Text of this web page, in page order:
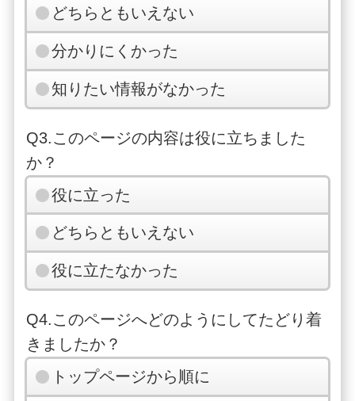
どちらともいえない
分かりにくかった
知りたい情報がなかった
Q3.このページの内容は役に立ちました
か？
役に立った
どちらともいえない
役に立たなかった
Q4.このページへどのようにしてたどり着
きましたか？
トップページから順に